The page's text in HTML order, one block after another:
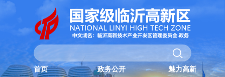
首页 政务公开
魅力高新